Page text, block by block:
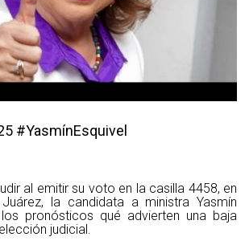
#YasmínEsquivel
al emitir su voto en la casilla 4458, en
la candidata a ministra Yasmín
pronósticos qué advierten una baja
judicial.